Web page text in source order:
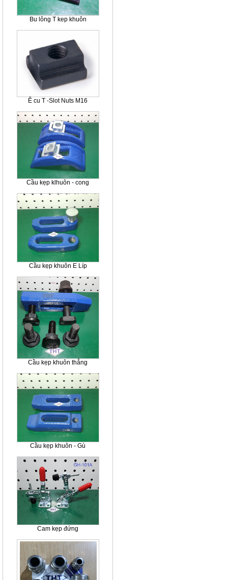
Bu lông T kep khuôn
Ê cu T -Slot Nuts M16
Cầu kẹp klhuôn - cong
Cầu kẹp khuôn E Líp
Cầu kẹp khuôn thẳng
Cầu kẹp khuôn - Gù
Cam kẹp đứng